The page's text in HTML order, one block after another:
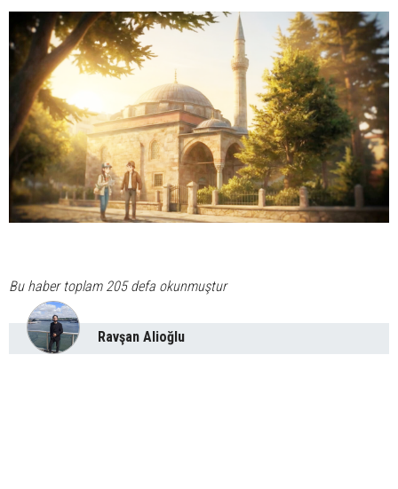
Bu haber toplam 205 defa okunmuştur
Ravşan Alioğlu